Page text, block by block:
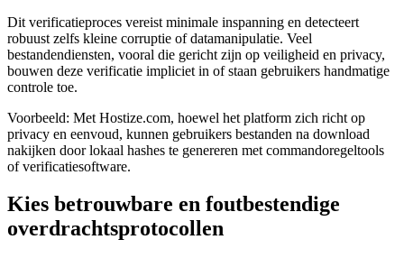
Dit verificatieproces vereist minimale inspanning en detecteert
robuust zelfs kleine corruptie of datamanipulatie. Veel
bestandendiensten, vooral die gericht zijn op veiligheid en privacy,
bouwen deze verificatie impliciet in of staan gebruikers handmatige
controle toe.
Voorbeeld: Met Hostize.com, hoewel het platform zich richt op
privacy en eenvoud, kunnen gebruikers bestanden na download
nakijken door lokaal hashes te genereren met commandoregeltools
of verificatiesoftware.
Kies betrouwbare en foutbestendige
overdrachtsprotocollen